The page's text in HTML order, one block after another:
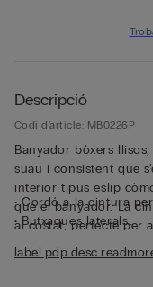
Descripció
Codi d'article: MB0226P
Banyador bòxers
suau i consistent que
interior tipus eslip
que el banyador. La
al costat, perfecte per
metàl·lic inclòs, un
pot plegar dins de la
• Cordó a la cintura
• Butxaques laterals
• Llevataps metàl·lic